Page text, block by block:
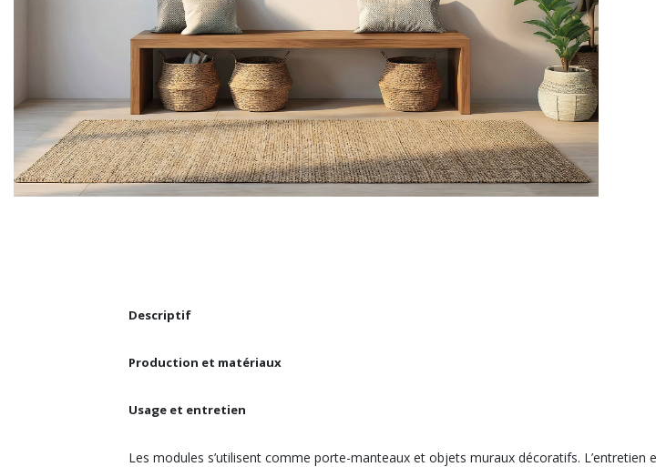
Descriptif
Production et matériaux
Usage et entretien
Les modules s’utilisent comme porte-manteaux et objets muraux décoratifs. L’entretien